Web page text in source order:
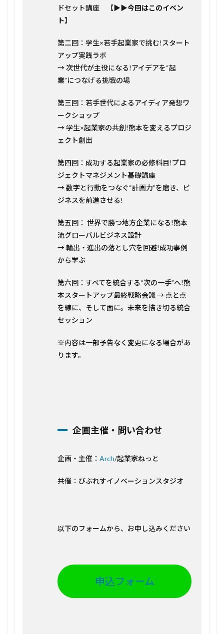
ドセット講座 【▶︎▶︎今回はこのイベン
ト】
第二回：学生×若手起業家で挑む!スタート
アップ実践ラボ
→ 次世代が主役になる!アイデアを“起
業”につなげる挑戦の場
第三回：若手世代によるアイディア発想ワ
ークショップ
→ 学生×起業家の共創!熊本を変えるプロジ
ェクト創出
第四回：成功する起業家の必修科目!プロ
ジェクトマネジメント基礎講座
→ 数字と行動をつなぐ“計画力”を磨き、ビ
ジネスを前進させる!
第五回： 世界で勝つ地方企業になる!熊本
流グローバルビジネス設計
→ 輸出・進出の落とし穴を回避!成功事例
から学ぶ
第六回：すべてを統合する“次の一手”へ!熊
本スタートアップ最終戦略会議 → 点と点
を線に、そして面に。未来を描き切る統合
セッション
※内容は一部予告なく変更になる場合があ
ります。
企画主催・問い合わせ
企画・主催： Arch/起業家ねっと
共催：びぷれすイノベーションスタジオ
以下のフォームから、お申し込みください
申込フォーム